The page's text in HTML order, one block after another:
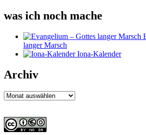
was ich noch mache
langer Marsch
Iona-Kalender
Archiv
Archiv